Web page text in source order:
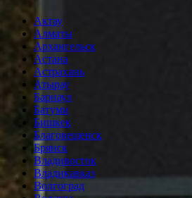
Актау
Алматы
Архангельск
Астана
Астрахань
Атырау
Барнаул
Батуми
Бишкек
Благовещенск
Брянск
Владивосток
Владикавказ
Волгоград